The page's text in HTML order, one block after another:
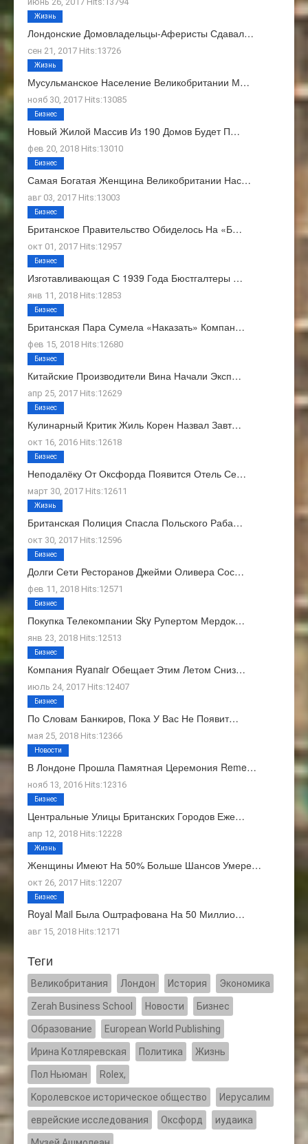
Лондонские Домовладельцы-Аферисты Сдавал…
сен 21, 2017 Hits:13726
Жизнь
Мусульманское Население Великобритании М…
нояб 30, 2017 Hits:13085
Жизнь
Новый Жилой Массив Из 190 Домов Будет П…
фев 20, 2018 Hits:13010
Бизнес
Самая Богатая Женщина Великобритании Нас…
авг 03, 2017 Hits:13003
Бизнес
Британское Правительство Обиделось На «Б…
окт 01, 2017 Hits:12957
Бизнес
Изготавливающая С 1939 Года Бюстгалтеры …
янв 11, 2018 Hits:12853
Бизнес
Британская Пара Сумела «наказать» Компан…
фев 15, 2018 Hits:12680
Бизнес
Китайские Производители Вина Начали Эксп…
апр 25, 2017 Hits:12629
Бизнес
Кулинарный Критик Жиль Корен Назвал Завт…
окт 16, 2016 Hits:12618
Бизнес
Неподалёку От Оксфорда Появится Отель Се…
март 30, 2017 Hits:12611
Бизнес
Британская Полиция Спасла Польского Раба…
окт 30, 2017 Hits:12596
Жизнь
Долги Сети Ресторанов Джейми Оливера Сос…
фев 11, 2018 Hits:12571
Бизнес
Покупка Телекомпании Sky Рупертом Мердок…
янв 23, 2018 Hits:12513
Бизнес
Компания Ryanair Обещает Этим Летом Сниз…
июль 24, 2017 Hits:12407
Бизнес
По Словам Банкиров, Пока У Вас Не Появит…
мая 25, 2018 Hits:12366
Бизнес
В Лондоне Прошла Памятная Церемония Reme…
нояб 13, 2016 Hits:12316
Новости
Центральные Улицы Британских Городов Еже…
апр 12, 2018 Hits:12228
Бизнес
Женщины Имеют На 50% Больше Шансов Умере…
окт 26, 2017 Hits:12207
Жизнь
Royal Mail Была Оштрафована На 50 Миллио…
авг 15, 2018 Hits:12171
Бизнес
Теги
Великобритания Лондон История Экономика
Zerah Business School Новости Бизнес
Образование European World Publishing
Ирина Котляревская Политика Жизнь
Пол Ньюман Rolex,
Kоролевское историческое общество Иерусалим
еврейские исследования Оксфорд иудаика